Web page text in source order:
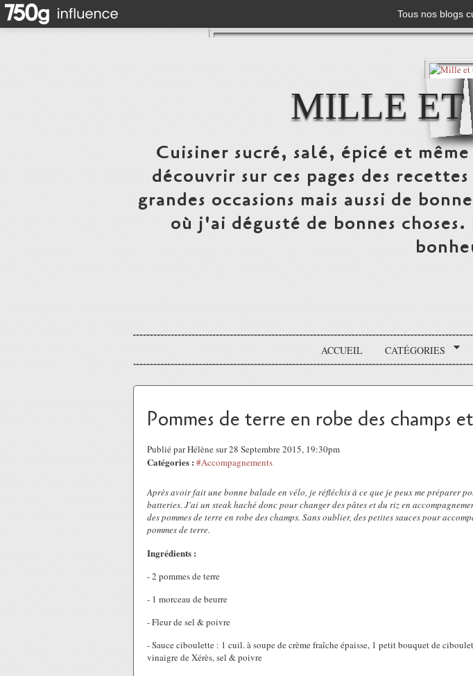
Tous nos blogs
MILLE ET
Cuisiner sucré, salé, épicé et
découvrir sur ces pages des
grandes occasions mais aussi de
où j'ai dégusté de bonnes
ACCUEIL CATÉGORIES
Pommes de terre en robe des champs et
Publié par Hélène sur 28 Septembre 2015, 19:30pm
Catégories : #Accompagnements
Après avoir fait une bonne balade en vélo, je réfléchis à ce que je peux me préparer
batteries. J'ai un steak haché donc pour changer des pâtes et du riz en
des pommes de terre en robe des champs. Sans oublier, des petites sauces pour
pommes de terre.
Ingrédients :
- 2 pommes de terre
- 1 morceau de beurre
- Fleur de sel & poivre
- Sauce ciboulette : 1 cuil. à soupe de crème fraîche épaisse, 1 petit bouquet de
vinaigre de Xérès, sel & poivre